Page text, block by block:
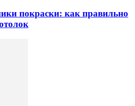
покраски: как правильно